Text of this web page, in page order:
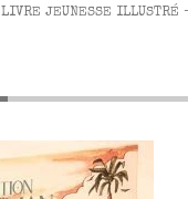
LIVRE JEUNESSE ILLUSTRÉ